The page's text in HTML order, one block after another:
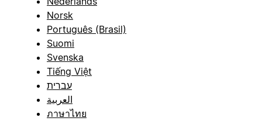
Norsk
Português (Brasil)
Suomi
Svenska
Tiếng Việt
עברית
العربية
ภาษาไทย